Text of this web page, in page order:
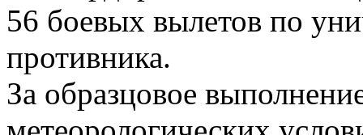
56 боевых вылетов по
противника.
За образцовое